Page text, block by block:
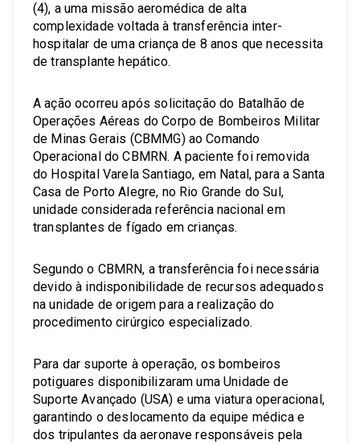
(4), a uma missão aeromédica de alta
complexidade voltada à transferência inter-
hospitalar de uma criança de 8 anos que necessita
de transplante hepático.
A ação ocorreu após solicitação do Batalhão de
Operações Aéreas do Corpo de Bombeiros Militar
de Minas Gerais (CBMMG) ao Comando
Operacional do CBMRN. A paciente foi removida
do Hospital Varela Santiago, em Natal, para a Santa
Casa de Porto Alegre, no Rio Grande do Sul,
unidade considerada referência nacional em
transplantes de fígado em crianças.
Segundo o CBMRN, a transferência foi necessária
devido à indisponibilidade de recursos adequados
na unidade de origem para a realização do
procedimento cirúrgico especializado.
Para dar suporte à operação, os bombeiros
potiguares disponibilizaram uma Unidade de
Suporte Avançado (USA) e uma viatura operacional,
garantindo o deslocamento da equipe médica e
dos tripulantes da aeronave responsáveis pela